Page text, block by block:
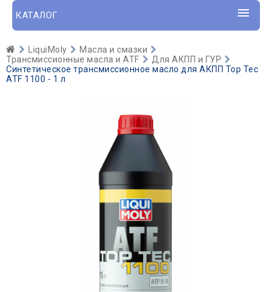
КАТАЛОГ
LiquiMoly
Масла и смазки
Трансмиссионные масла и ATF
Для АКПП и ГУР
Синтетическое трансмиссионное масло для АКПП Top Tec
ATF 1100 - 1 л